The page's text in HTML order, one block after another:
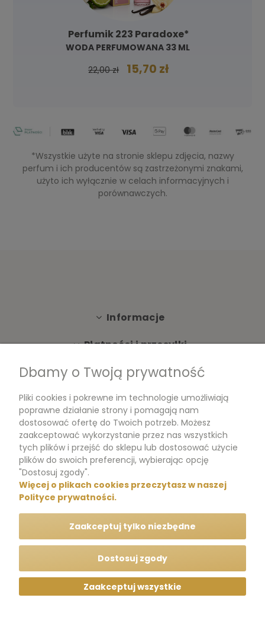
Perfumik 223 Paradoxe*
WODA PERFUMOWANA 33 ML
22,00 zł
15,70 zł
*Wszystkie użyte na stronie sklepu zdjęcia, nazwy
perfum i ich producentów są zastrzeżonymi znakami,
użyto ich wyłącznie w celach informacyjnych i
porównawczych.
Informacje
Płatności i przesyłki
Moje konto
Dokumenty
m.me/perfumikpl
+48 570 704 000
+48 570 704 444
kontakt@perfumik.pl
Wszelkie prawa zastrzeżone © Perfumik.pl 2020
Dbamy o Twoją prywatność
Pliki cookies i pokrewne im technologie umożliwiają
poprawne działanie strony i pomagają nam
dostosować ofertę do Twoich potrzeb. Możesz
zaakceptować wykorzystanie przez nas wszystkich
tych plików i przejść do sklepu lub dostosować użycie
plików do swoich preferencji, wybierając opcję
"Dostosuj zgody".
Więcej o plikach cookies przeczytasz w naszej
Polityce prywatności.
Zaakceptuj tylko niezbędne
Dostosuj zgody
Zaakceptuj wszystkie